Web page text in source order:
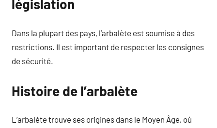
législation
Dans la plupart des pays, l’arbalète est soumise à des
restrictions. Il est important de respecter les consignes
de sécurité.
Histoire de l’arbalète
L’arbalète trouve ses origines dans le Moyen Âge, où